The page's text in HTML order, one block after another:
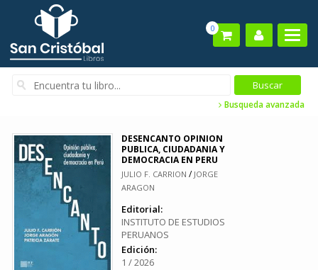
0
Busqueda avanzada
DESENCANTO OPINION
PUBLICA, CIUDADANIA Y
DEMOCRACIA EN PERU
JULIO F. CARRION / JORGE
ARAGON
Editorial:
INSTITUTO DE ESTUDIOS
PERUANOS
Edición:
1 / 2026